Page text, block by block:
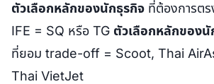
ตัวเลือกหลักของนักธุรกิจ ที่ต้องการต
IFE = SQ หรือ TG ตัวเลือกหลักของ
ที่ยอม trade-off = Scoot, Thai
Thai VietJet